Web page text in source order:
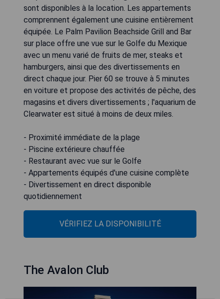
sont disponibles à la location. Les appartements
comprennent également une cuisine entièrement
équipée. Le Palm Pavilion Beachside Grill and Bar
sur place offre une vue sur le Golfe du Mexique
avec un menu varié de fruits de mer, steaks et
hamburgers, ainsi que des divertissements en
direct chaque jour. Pier 60 se trouve à 5 minutes
en voiture et propose des activités de pêche, des
magasins et divers divertissements ; l'aquarium de
Clearwater est situé à moins de deux miles.
- Proximité immédiate de la plage
- Piscine extérieure chauffée
- Restaurant avec vue sur le Golfe
- Appartements équipés d'une cuisine complète
- Divertissement en direct disponible
quotidiennement
VÉRIFIEZ LA DISPONIBILITÉ
The Avalon Club